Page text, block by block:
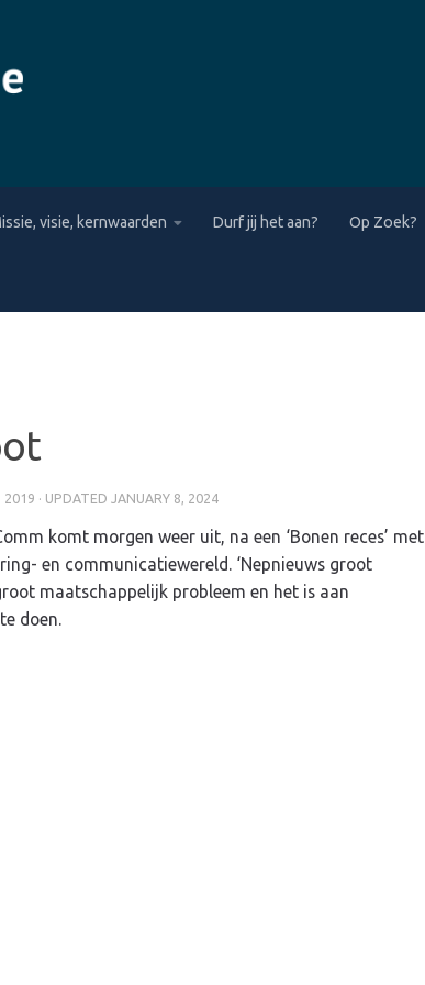
visie, kernwaarden Durf jij het aan? Op Zoek?
2019 · UPDATED JANUARY 8, 2024
komt morgen weer uit, na een ‘Bonen reces’ met
en communicatiewereld. ‘Nepnieuws groot
maatschappelijk probleem en het is aan
doen.